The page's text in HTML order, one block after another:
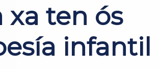
xa ten ós
infantil